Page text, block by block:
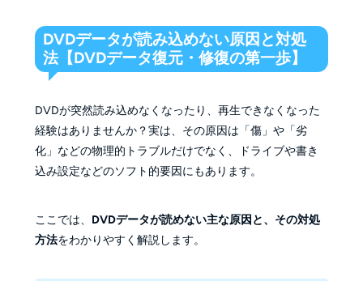
DVDデータが読み込めない原因と対処
法【DVDデータ復元・修復の第一歩】
DVDが突然読み込めなくなったり、再生できなくなった
経験はありませんか？実は、その原因は「傷」や「劣
化」などの物理的トラブルだけでなく、ドライブや書き
込み設定などのソフト的要因にもあります。
ここでは、 DVDデータが読めない主な原因と、その対処
方法をわかりやすく解説します。